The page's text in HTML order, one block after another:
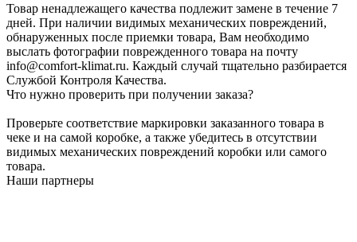
Товар ненадлежащего качества подлежит замене в течение 7
дней. При наличии видимых механических повреждений,
обнаруженных после приемки товара, Вам необходимо
выслать фотографии поврежденного товара на почту
info@comfort-klimat.ru. Каждый случай тщательно разбирается
Службой Контроля Качества.
Что нужно проверить при получении заказа?
Проверьте соответствие маркировки заказанного товара в
чеке и на самой коробке, а также убедитесь в отсутствии
видимых механических повреждений коробки или самого
товара.
Наши партнеры